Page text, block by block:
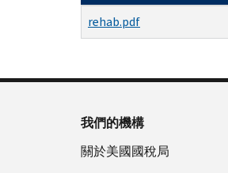
rehab.pdf
我們的機構
關於美國國稅局